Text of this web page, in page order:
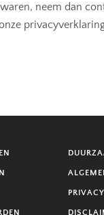
neem dan